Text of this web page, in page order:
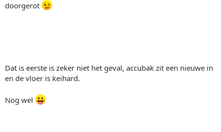
doorgerot
Dat is eerste is zeker niet het geval, accubak zit een nieuwe in
en de vloer is keihard.
Nog wel